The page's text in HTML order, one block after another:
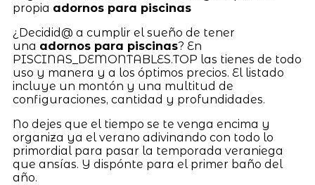
propia adornos para piscinas
¿Decidid@ a cumplir el sueño de tener
una adornos para piscinas? En
PISCINAS_DEMONTABLES.TOP las tienes de todo
uso y manera y a los óptimos precios. El listado
incluye un montón y una multitud de
configuraciones, cantidad y profundidades.
No dejes que el tiempo se te venga encima y
organiza ya el verano adivinando con todo lo
primordial para pasar la temporada veraniega
que ansías. Y dispónte para el primer baño del
año.